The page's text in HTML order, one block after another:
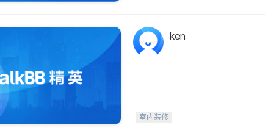
ken
室内装修